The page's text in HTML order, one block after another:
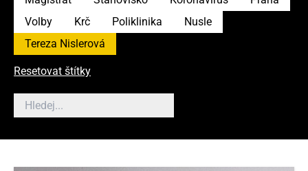
Volby
Krč Poliklinika
Nusle
Tereza Nislerová
Resetovat štítky